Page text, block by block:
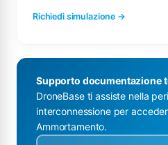
Richiedi simulazione →
Supporto documentazione
DroneBase ti assiste nella
interconnessione per
Ammortamento.